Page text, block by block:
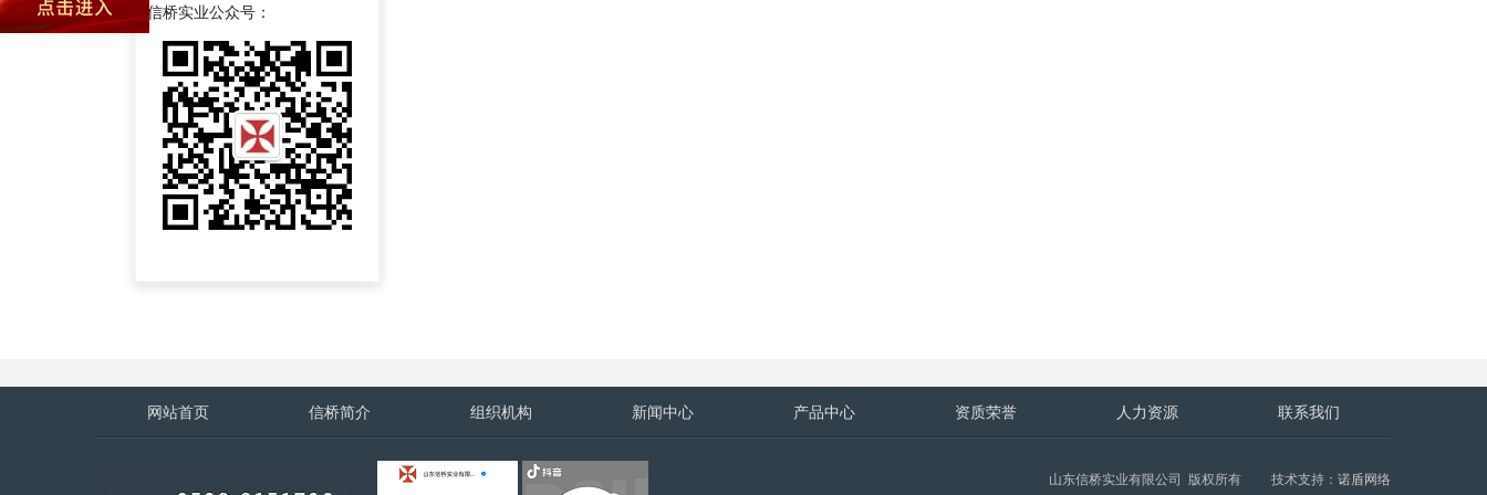
信桥实业公众号：
网站首页 信桥简介 组织机构 新闻中心 产品中心 资质荣誉 人力资源 联系我们
山东信桥实业有限公司 版权所有 技术支持： 诺盾网络